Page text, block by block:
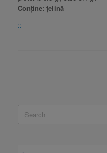
Conține: țelină
::